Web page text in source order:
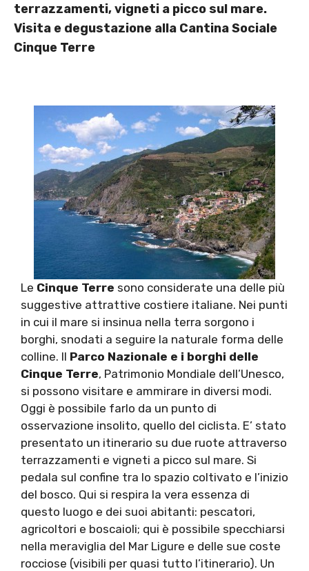
terrazzamenti, vigneti a picco sul mare.
Visita e degustazione alla Cantina Sociale
Cinque Terre
Le Cinque Terre sono considerate una delle più
suggestive attrattive costiere italiane. Nei punti
in cui il mare si insinua nella terra sorgono i
borghi, snodati a seguire la naturale forma delle
colline. Il Parco Nazionale e i borghi delle
Cinque Terre, Patrimonio Mondiale dell’Unesco,
si possono visitare e ammirare in diversi modi.
Oggi è possibile farlo da un punto di
osservazione insolito, quello del ciclista. E’ stato
presentato un itinerario su due ruote attraverso
terrazzamenti e vigneti a picco sul mare. Si
pedala sul confine tra lo spazio coltivato e l’inizio
del bosco. Qui si respira la vera essenza di
questo luogo e dei suoi abitanti: pescatori,
agricoltori e boscaioli; qui è possibile specchiarsi
nella meraviglia del Mar Ligure e delle sue coste
rocciose (visibili per quasi tutto l’itinerario). Un